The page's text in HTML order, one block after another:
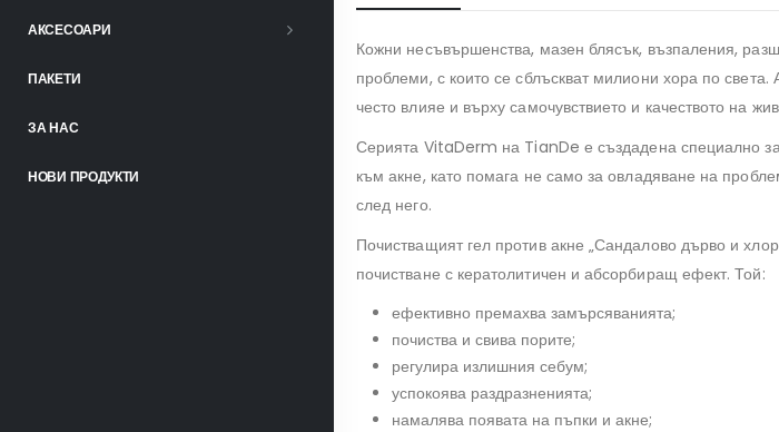
АКСЕСОАРИ
ПАКЕТИ
ЗА НАС
НОВИ ПРОДУКТИ
Кожни несъвършенства, мазен блясък, възпаления,
проблеми, с които се сблъскват милиони хора по
често влияе и върху самочувствието и качеството на
Серията VitaDerm на TianDe е създадена специално
към акне, като помага не само за овладяване на
след него.
Почистващият гел против акне „Сандалово дърво и
почистване с кератолитичен и абсорбиращ ефект. Той:
ефективно премахва замърсяванията;
почиства и свива порите;
регулира излишния себум;
успокоява раздразненията;
намалява появата на пъпки и акне;